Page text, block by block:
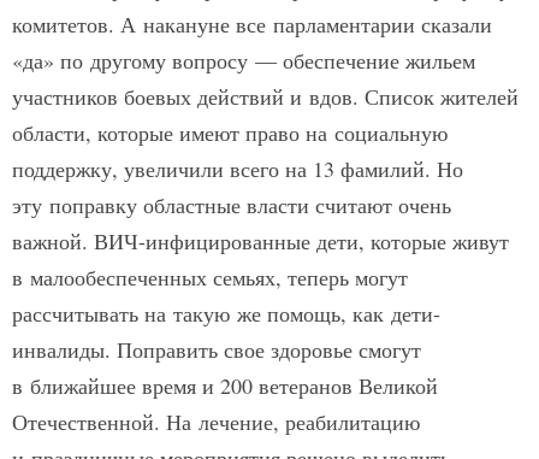
комитетов. А накануне все парламентарии сказали
«да» по другому вопросу — обеспечение жильем
участников боевых действий и вдов. Список жителей
области, которые имеют право на социальную
поддержку, увеличили всего на 13 фамилий. Но
эту поправку областные власти считают очень
важной. ВИЧ-инфицированные дети, которые живут
в малообеспеченных семьях, теперь могут
рассчитывать на такую же помощь, как дети-
инвалиды. Поправить свое здоровье смогут
в ближайшее время и 200 ветеранов Великой
Отечественной. На лечение, реабилитацию